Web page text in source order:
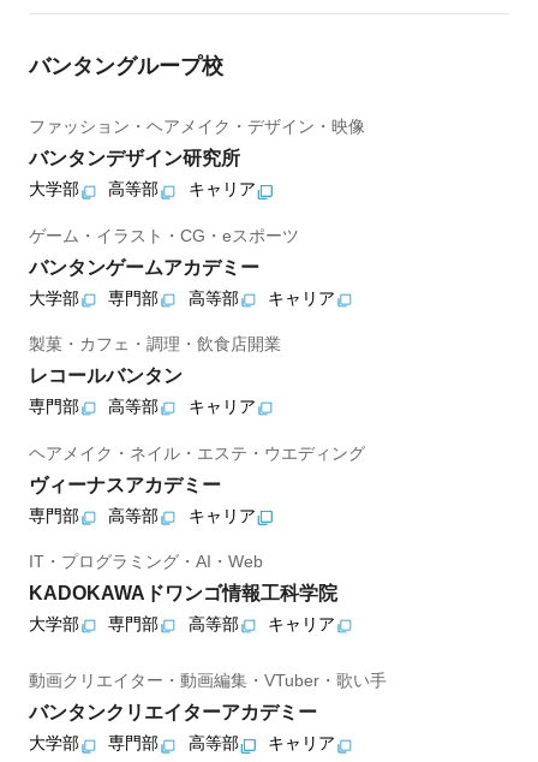
バンタングループ校
ファッション・ヘアメイク・デザイン・映像
バンタンデザイン研究所
大学部 高等部 キャリア
ゲーム・イラスト・CG・eスポーツ
バンタンゲームアカデミー
大学部 専門部 高等部 キャリア
製菓・カフェ・調理・飲食店開業
レコールバンタン
専門部 高等部 キャリア
ヘアメイク・ネイル・エステ・ウエディング
ヴィーナスアカデミー
専門部 高等部 キャリア
IT・プログラミング・AI・Web
KADOKAWAドワンゴ情報工科学院
大学部 専門部 高等部 キャリア
動画クリエイター・動画編集・VTuber・歌い手
バンタンクリエイターアカデミー
大学部 専門部 高等部 キャリア